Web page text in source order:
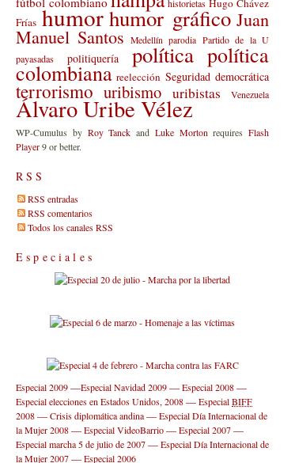
historietas
Frías humorhumor gráfico Juan
Manuel Santos Medellín parodia Partido de la U
payasadas
politiquería política política
colombiana reelección Seguridad democrática
terrorismo uribismo uribistas Venezuela
Álvaro Uribe Vélez
WP-Cumulus by Roy Tanck and Luke Morton requires Flash
Player9 or better.
RSS
RSS entradas
RSS comentarios
Todos los canales RSS
Especiales
Especial 2009—Especial Navidad 2009—Especial 2008—
Especial elecciones en Estados Unidos, 2008—EspecialBIFF
2008—Crisis diplomática andina—Especial Día Internacional de
la Mujer 2008—Especial VideoBarrio—Especial 2007—
Especial marcha 5 de julio de 2007—Especial Día Internacional de
la Mujer 2007—Especial 2006